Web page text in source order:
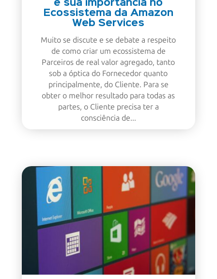
e sua importância no
Ecossistema da Amazon
Web Services
Muito se discute e se debate a respeito
de como criar um ecossistema de
Parceiros de real valor agregado, tanto
sob a óptica do Fornecedor quanto
principalmente, do Cliente. Para se
obter o melhor resultado para todas as
partes, o Cliente precisa ter a
consciência de...